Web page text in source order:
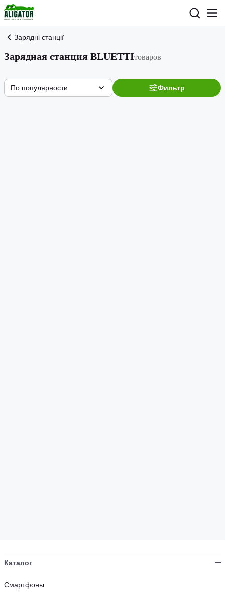
Зарядні станції
Зарядная станция BLUETTIтоваров
Фильтр
По популярности
Каталог
Смартфоны